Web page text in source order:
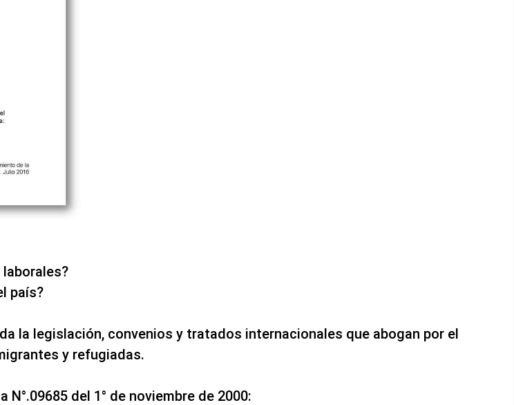
país?
la legislación, convenios y tratados internacionales que abogan por el
y refugiadas.
del 1° de noviembre de 2000: